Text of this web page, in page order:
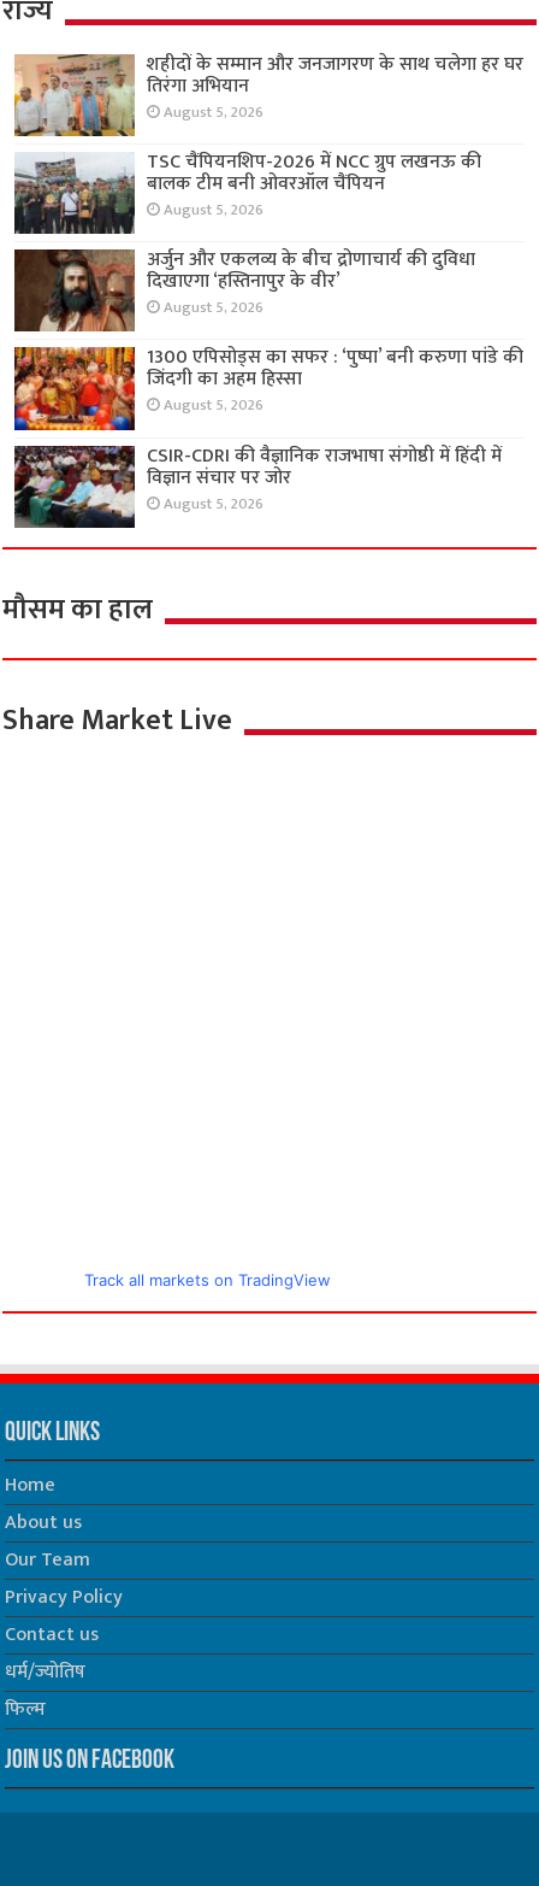
राज्य
शहीदों के सम्मान और जनजागरण के साथ चलेगा हर घर
तिरंगा अभियान
August 5, 2026
TSC चैंपियनशिप-2026 में NCC ग्रुप लखनऊ की
बालक टीम बनी ओवरऑल चैंपियन
August 5, 2026
अर्जुन और एकलव्य के बीच द्रोणाचार्य की दुविधा
दिखाएगा ‘हस्तिनापुर के वीर’
August 5, 2026
1300 एपिसोड्स का सफर : ‘पुष्पा’ बनी करुणा पांडे की
जिंदगी का अहम हिस्सा
August 5, 2026
CSIR-CDRI की वैज्ञानिक राजभाषा संगोष्ठी में हिंदी में
विज्ञान संचार पर जोर
August 5, 2026
मौसम का हाल
Share Market Live
Track all markets on TradingView
Quick Links
Home
About us
Our Team
Privacy Policy
Contact us
धर्म/ज्योतिष
फिल्म
Join us on Facebook